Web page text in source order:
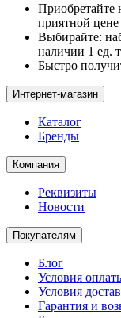
Приобретайте
приятной цене
Выбирайте:
наличии 1 ед.
Быстро
Интернет-магазин
Каталог
Бренды
Компания
Реквизиты
Новости
Покупателям
Блог
Условия
Условия
Гарантия и